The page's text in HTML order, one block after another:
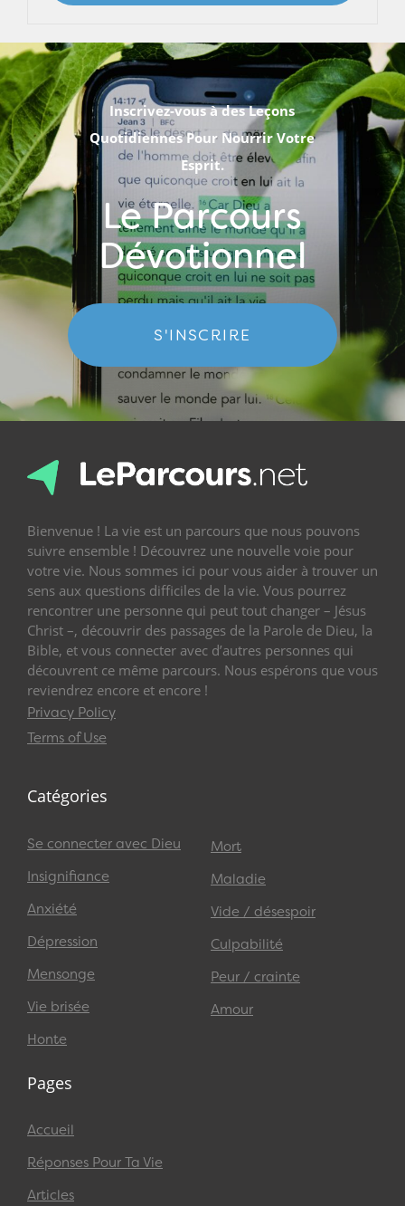
Inscrivez-vous à des Leçons
Quotidiennes Pour Nourrir Votre
Esprit.
Le Parcours
Dévotionnel
S'INSCRIRE
Bienvenue ! La vie est un parcours que nous pouvons
suivre ensemble ! Découvrez une nouvelle voie pour
votre vie. Nous sommes ici pour vous aider à trouver un
sens aux questions difficiles de la vie. Vous pourrez
rencontrer une personne qui peut tout changer – Jésus
Christ –, découvrir des passages de la Parole de Dieu, la
Bible, et vous connecter avec d’autres personnes qui
découvrent ce même parcours. Nous espérons que vous
reviendrez encore et encore !
Privacy Policy
Terms of Use
Catégories
Se connecter avec Dieu
Insignifiance
Anxiété
Dépression
Mensonge
Vie brisée
Honte
Mort
Maladie
Vide / désespoir
Culpabilité
Peur / crainte
Amour
Pages
Accueil
Réponses Pour Ta Vie
Articles